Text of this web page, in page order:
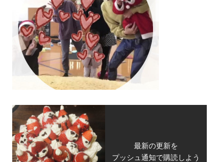
最新の更新を
プッシュ通知で購読しよう